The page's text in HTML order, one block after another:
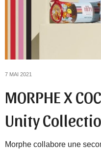
7 MAI 2021
MORPHE X
Unity
Morphe collabore une